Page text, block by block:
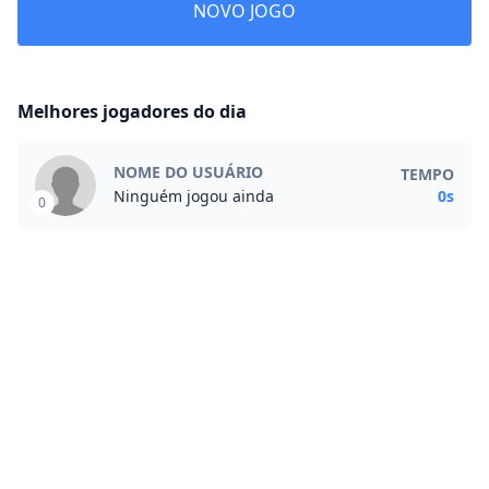
NOVO JOGO
Melhores jogadores do dia
0
NOME DO USUÁRIO
Ninguém jogou ainda
TEMPO
0s